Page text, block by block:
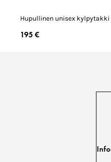
Hupullinen unisex kylpytakki
195 €
Info